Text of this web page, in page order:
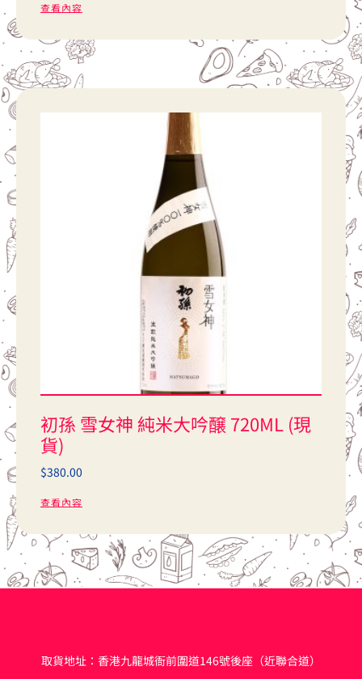
查看內容
初孫 雪女神 純米大吟醸 720ML (現
貨)
$380.00
查看內容
取貨地址：香港九龍城衙前圍道146號後座（近聯合道）